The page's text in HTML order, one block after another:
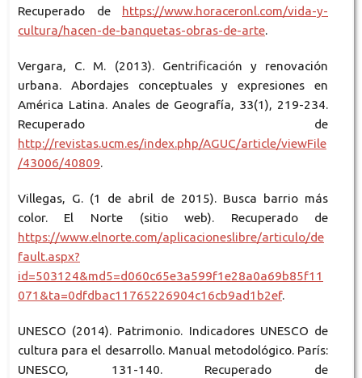
Recuperado de https://www.horaceronl.com/vida-y-
cultura/hacen-de-banquetas-obras-de-arte.
Vergara, C. M. (2013). Gentrificación y renovación
urbana. Abordajes conceptuales y expresiones en
América Latina. Anales de Geografía, 33(1), 219-234.
Recuperado de
http://revistas.ucm.es/index.php/AGUC/article/viewFile
/43006/40809.
Villegas, G. (1 de abril de 2015). Busca barrio más
color. El Norte (sitio web). Recuperado de
https://www.elnorte.com/aplicacioneslibre/articulo/de
fault.aspx?
id=503124&md5=d060c65e3a599f1e28a0a69b85f11
071&ta=0dfdbac11765226904c16cb9ad1b2ef.
UNESCO (2014). Patrimonio. Indicadores UNESCO de
cultura para el desarrollo. Manual metodológico. París:
UNESCO, 131-140. Recuperado de